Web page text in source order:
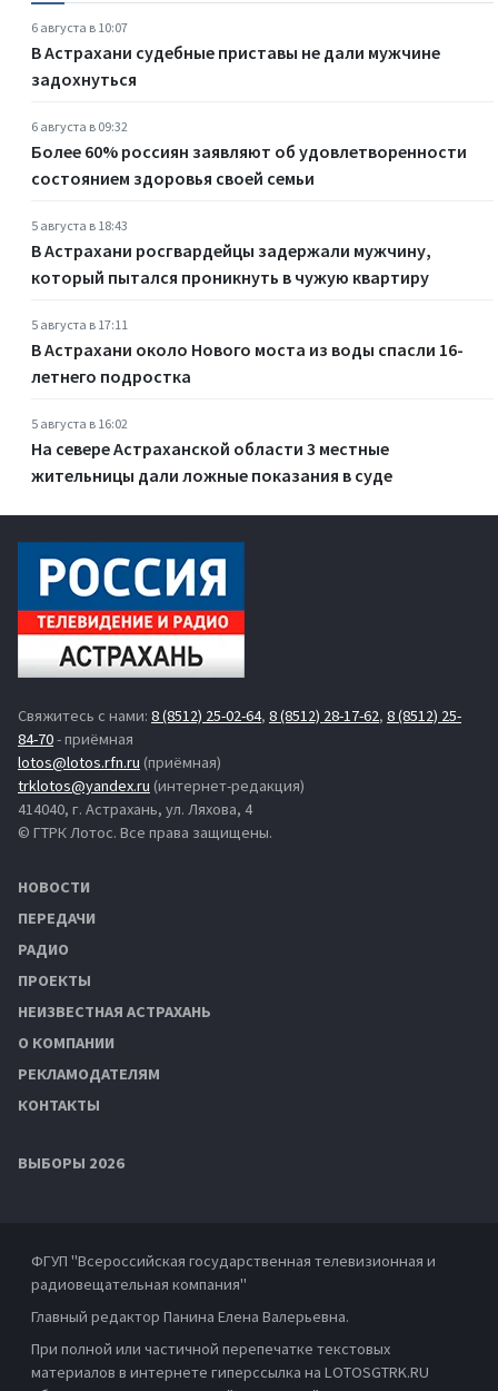
6 августа в 10:07
В Астрахани судебные приставы не дали мужчине
задохнуться
6 августа в 09:32
Более 60% россиян заявляют об удовлетворенности
состоянием здоровья своей семьи
5 августа в 18:43
В Астрахани росгвардейцы задержали мужчину,
который пытался проникнуть в чужую квартиру
5 августа в 17:11
В Астрахани около Нового моста из воды спасли 16-
летнего подростка
5 августа в 16:02
На севере Астраханской области 3 местные
жительницы дали ложные показания в суде
Свяжитесь с нами: 8 (8512) 25-02-64, 8 (8512) 28-17-62, 8 (8512) 25-
84-70- приёмная
lotos@lotos.rfn.ru (приёмная)
trklotos@yandex.ru (интернет-редакция)
414040, г. Астрахань, ул. Ляхова, 4
© ГТРК Лотос. Все права защищены.
НОВОСТИ
ПЕРЕДАЧИ
РАДИО
ПРОЕКТЫ
НЕИЗВЕСТНАЯ АСТРАХАНЬ
О КОМПАНИИ
РЕКЛАМОДАТЕЛЯМ
КОНТАКТЫ
ВЫБОРЫ 2026
ФГУП "Всероссийская государственная телевизионная и
радиовещательная компания"
Главный редактор Панина Елена Валерьевна.
При полной или частичной перепечатке текстовых
материалов в интернете гиперссылка на LOTOSGTRK.RU